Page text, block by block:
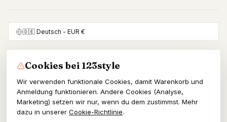
🇩🇪 Deutsch - EUR €
SICHER BEZAHLEN MIT
Cookies bei 123style
Wir verwenden funktionale Cookies, damit Warenkorb und
Anmeldung funktionieren. Andere Cookies (Analyse,
Marketing) setzen wir nur, wenn du dem zustimmst. Mehr
dazu in unserer Cookie-Richtlinie.